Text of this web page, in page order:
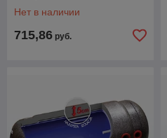
Нет в наличии
715,86 руб.